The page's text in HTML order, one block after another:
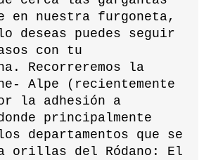
en nuestra furgoneta,
deseas puedes seguir
con tu
Recorreremos la
Alpe (recientemente
la adhesión a
principalmente
departamentos que se
orillas del Ródano: El